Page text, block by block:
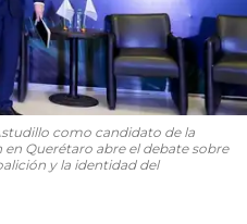
como candidato de la
Querétaro abre el debate sobre
y la identidad del